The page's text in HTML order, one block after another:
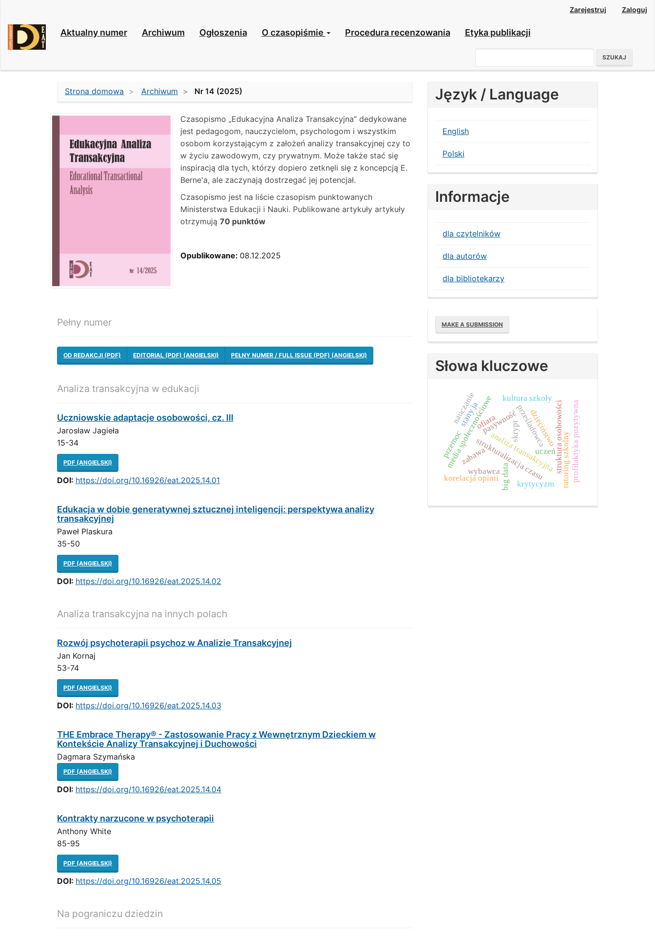
Main
Content
Sidebar
Zarejestruj Zaloguj
Aktualny numer Archiwum Ogłoszenia O czasopiśmie Procedura recenzowania Etyka publikacji
SZUKAJ
Strona domowa Archiwum Nr 14 (2025)
Czasopismo „Edukacyjna Analiza Transakcyjna” dedykowane
jest pedagogom, nauczycielom, psychologom i wszystkim
osobom korzystającym z założeń analizy transakcyjnej czy to
w życiu zawodowym, czy prywatnym. Może także stać się
inspiracją dla tych, którzy dopiero zetknęli się z koncepcją E.
Berne'a, ale zaczynają dostrzegać jej potencjał.
Czasopismo jest na liście czasopism punktowanych
Ministerstwa Edukacji i Nauki. Publikowane artykuły artykuły
otrzymują70 punktów
Opublikowane: 08.12.2025
Pełny numer
OD REDAKCJI (PDF) EDITORIAL (PDF) (ANGIELSKI) PEŁNY NUMER / FULL ISSUE (PDF) (ANGIELSKI)
Analiza transakcyjna w edukacji
Uczniowskie adaptacje osobowości, cz. III
Jarosław Jagieła
15-34
PDF (ANGIELSKI)
DOI: https://doi.org/10.16926/eat.2025.14.01
Edukacja w dobie generatywnej sztucznej inteligencji: perspektywa analizy
transakcyjnej
Paweł Plaskura
35-50
PDF (ANGIELSKI)
DOI: https://doi.org/10.16926/eat.2025.14.02
Analiza transakcyjna na innych polach
Rozwój psychoterapii psychoz w Analizie Transakcyjnej
Jan Kornaj
53-74
PDF (ANGIELSKI)
DOI: https://doi.org/10.16926/eat.2025.14.03
THE Embrace Therapy® - Zastosowanie Pracy z Wewnętrznym Dzieckiem w
Kontekście Analizy Transakcyjnej i Duchowości
Dagmara Szymańska
PDF (ANGIELSKI)
DOI: https://doi.org/10.16926/eat.2025.14.04
Kontrakty narzucone w psychoterapii
Anthony White
85-95
PDF (ANGIELSKI)
DOI: https://doi.org/10.16926/eat.2025.14.05
Na pograniczu dziedzin
Język / Language
English
Polski
Informacje
dla czytelników
dla autorów
dla bibliotekarzy
Make
a
Submission
MAKE A SUBMISSION
Słowa kluczowe
zabawastrukturalizacja czasu
analiza transakcyjna
big data
struktura osobowości
media społecznościowepasywność
uczeń
ofiara prześladowca
wybawca
przemoc
stany ja
tutoring szkolny
kultura szkoły
skrypt profilaktyka pozytywna
korelacja opinii
dzieciństwo
nauczanie
krytycyzm